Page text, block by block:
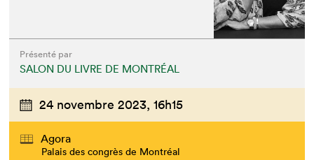
Présenté par
SALON DU LIVRE DE MONTRÉAL
24 novembre 2023, 16h15
Agora
Palais des congrès de Montréal